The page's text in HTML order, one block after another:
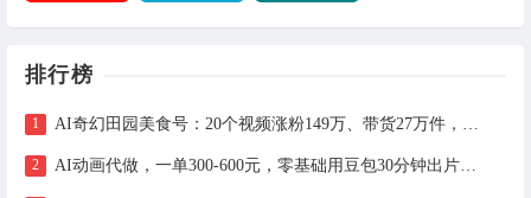
排行榜
AI奇幻田园美食号：20个视频涨粉149万、带货27万件，手把手拆解教程（含工具）
AI动画代做，一单300-600元，零基础用豆包30分钟出片，长期接单渠道公开